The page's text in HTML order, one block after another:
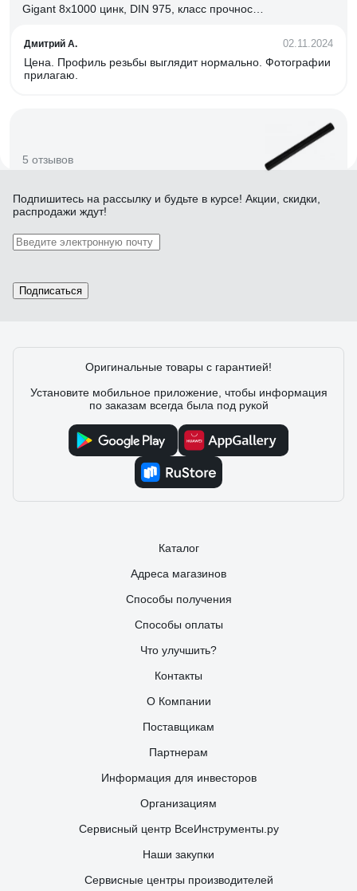
Gigant 8x1000 цинк, DIN 975, класс прочности
Дмитрий А. 02.11.2024
Цена. Профиль резьбы выглядит нормально. Фотографии
прилагаю.
5 отзывов
Отзыв об оксидированной резьбовой шпильке
Отзыв о резьбовой шпильке Insparion DIN
975, М6x1000 мм, 12.9 С1-00001690
Точность изготовления, прочность.
Подпишитесь на рассылку и будьте в курсе! Акции, скидки,
распродажи ждут!
Подписаться
Оригинальные товары с гарантией!
Установите мобильное приложение, чтобы информация
по заказам всегда была под рукой
Каталог
Адреса магазинов
Способы получения
Способы оплаты
Что улучшить?
Контакты
О Компании
Поставщикам
Партнерам
Информация для инвесторов
Организациям
Сервисный центр ВсеИнструменты.ру
Наши закупки
Сервисные центры производителей